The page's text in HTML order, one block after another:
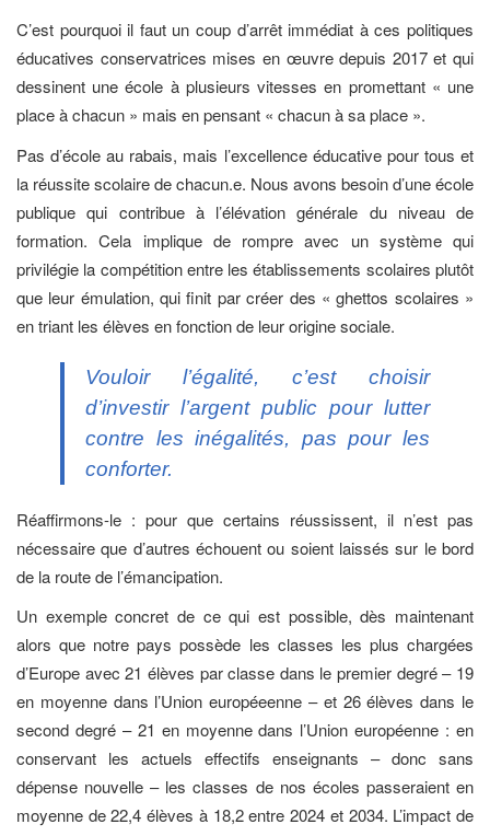
C’est pourquoi il faut un coup d’arrêt immédiat à ces politiques
éducatives conservatrices mises en œuvre depuis 2017 et qui
dessinent une école à plusieurs vitesses en promettant « une
place à chacun » mais en pensant « chacun à sa place ».
Pas d’école au rabais, mais l’excellence éducative pour tous et
la réussite scolaire de chacun.e. Nous avons besoin d’une école
publique qui contribue à l’élévation générale du niveau de
formation. Cela implique de rompre avec un système qui
privilégie la compétition entre les établissements scolaires plutôt
que leur émulation, qui finit par créer des « ghettos scolaires »
en triant les élèves en fonction de leur origine sociale.
Vouloir l’égalité, c’est choisir
d’investir l’argent public pour lutter
contre les inégalités, pas pour les
conforter.
Réaffirmons-le : pour que certains réussissent, il n’est pas
nécessaire que d’autres échouent ou soient laissés sur le bord
de la route de l’émancipation.
Un exemple concret de ce qui est possible, dès maintenant
alors que notre pays possède les classes les plus chargées
d’Europe avec 21 élèves par classe dans le premier degré – 19
en moyenne dans l’Union européeenne – et 26 élèves dans le
second degré – 21 en moyenne dans l’Union européenne : en
conservant les actuels effectifs enseignants – donc sans
dépense nouvelle – les classes de nos écoles passeraient en
moyenne de 22,4 élèves à 18,2 entre 2024 et 2034. L’impact de